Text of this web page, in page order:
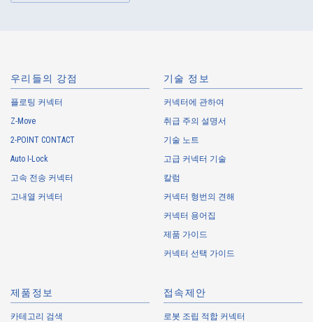
고온 적합 Z-Move
IMSA-10149B-04Y914
우리들의 강점
플로팅 커넥터
Z-Move
2-POINT CONTACT
Auto I-Lock
고속 전송 커넥터
고내열 커넥터
기술 정보
커넥터에 관하여
취급 주의 설명서
기술 노트
고급 커넥터 기술
칼럼
커넥터 형번의 견해
커넥터 용어집
제품 가이드
커넥터 선택 가이드
제품정보
카테고리 검색
접속제안
로봇 조립 적합 커넥터